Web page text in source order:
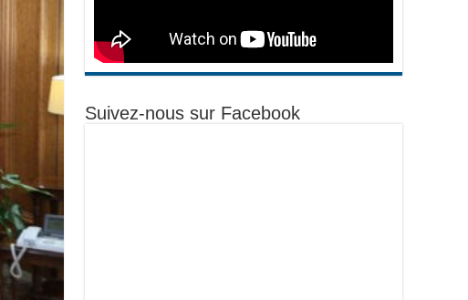
Suivez-nous sur Facebook